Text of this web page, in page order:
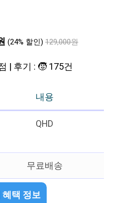
(24% 할인) 129,000원
| 후기 : 🧒 175건
내용
QHD
무료배송
혜택 정보